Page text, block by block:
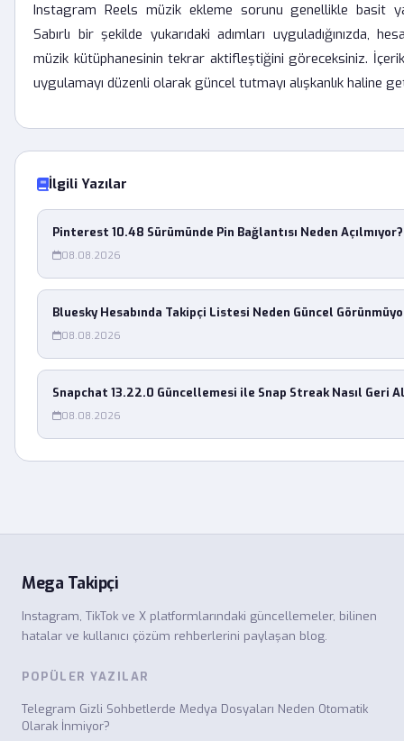
Instagram Reels müzik ekleme sorunu genellikle basit
Sabırlı bir şekilde yukarıdaki adımları uyguladığınızda,
müzik kütüphanesinin tekrar aktifleştiğini göreceksiniz.
uygulamayı düzenli olarak güncel tutmayı alışkanlık haline
İlgili Yazılar
Pinterest 10.48 Sürümünde Pin Bağlantısı Neden Açılmıyor?
08.08.2026
Bluesky Hesabında Takipçi Listesi Neden Güncel
08.08.2026
Snapchat 13.22.0 Güncellemesi ile Snap Streak Nasıl Geri
08.08.2026
Mega Takipçi
Instagram, TikTok ve X platformlarındaki güncellemeler, bilinen
hatalar ve kullanıcı çözüm rehberlerini paylaşan blog.
POPÜLER YAZILAR
Telegram Gizli Sohbetlerde Medya Dosyaları Neden Otomatik
Olarak İnmiyor?